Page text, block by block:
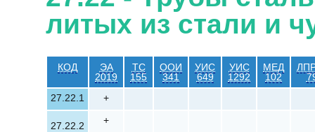
литых из стали и
КОД
ЭА
2019
ТС
155
ООИ
341
УИС
649
УИС
1292
МЕД
102
27.22.1
+
27.22.2 +